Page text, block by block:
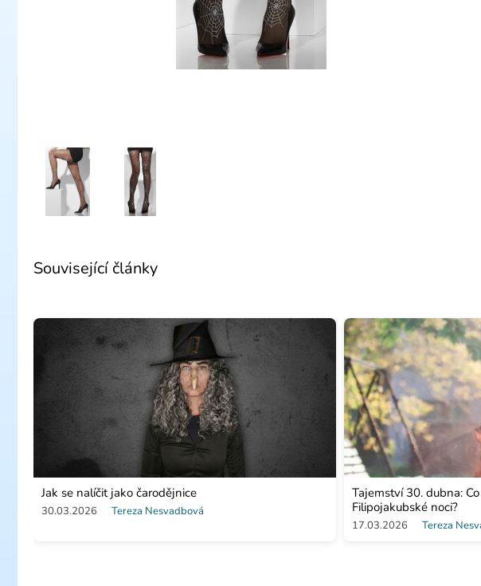
Související články
Jak se nalíčit jako čarodějnice
30.03.2026 Tereza Nesvadbová
Tajemství 30. dubna:
Filipojakubské noci?
17.03.2026 Tereza